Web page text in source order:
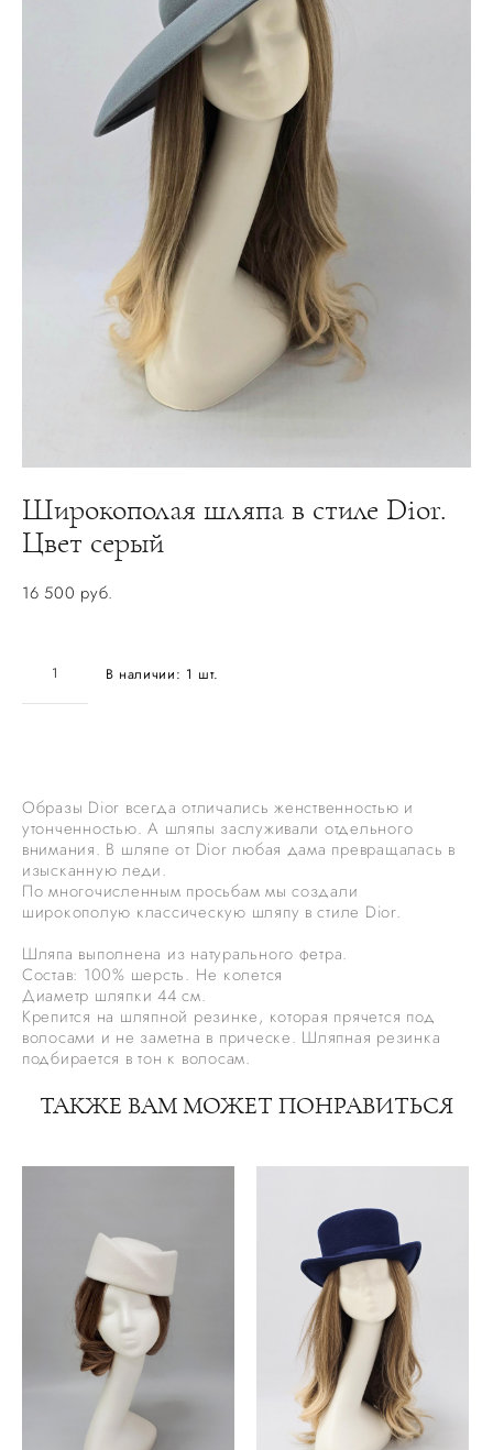
Широкополая шляпа в стиле Dior.
Цвет серый
16 500 pуб.
В наличии: 1 шт.
Образы Dior всегда отличались женственностью и
утонченностью. А шляпы заслуживали отдельного
внимания. В шляпе от Dior любая дама превращалась в
изысканную леди.
По многочисленным просьбам мы создали
широкополую классическую шляпу в стиле Dior.
Шляпа выполнена из натурального фетра.
Состав: 100% шерсть. Не колется
Диаметр шляпки 44 см.
Крепится на шляпной резинке, которая прячется под
волосами и не заметна в прическе. Шляпная резинка
подбирается в тон к волосам.
ТАКЖЕ ВАМ МОЖЕТ ПОНРАВИТЬСЯ